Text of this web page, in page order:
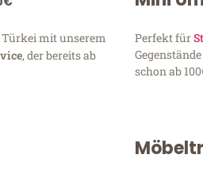
mit unserem
, der bereits ab
Perfekt für
schon ab